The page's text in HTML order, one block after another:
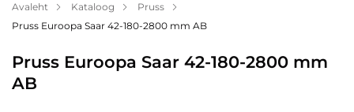
Makse
Blogi
Avaleht Kataloog
Pruss
Pruss Euroopa Saar 42-180-2800 mm AB
Pruss Euroopa Saar 42-180-2800 mm
AB